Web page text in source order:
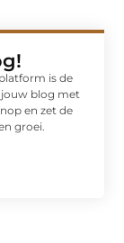
is de
blog met
en zet de
groei.